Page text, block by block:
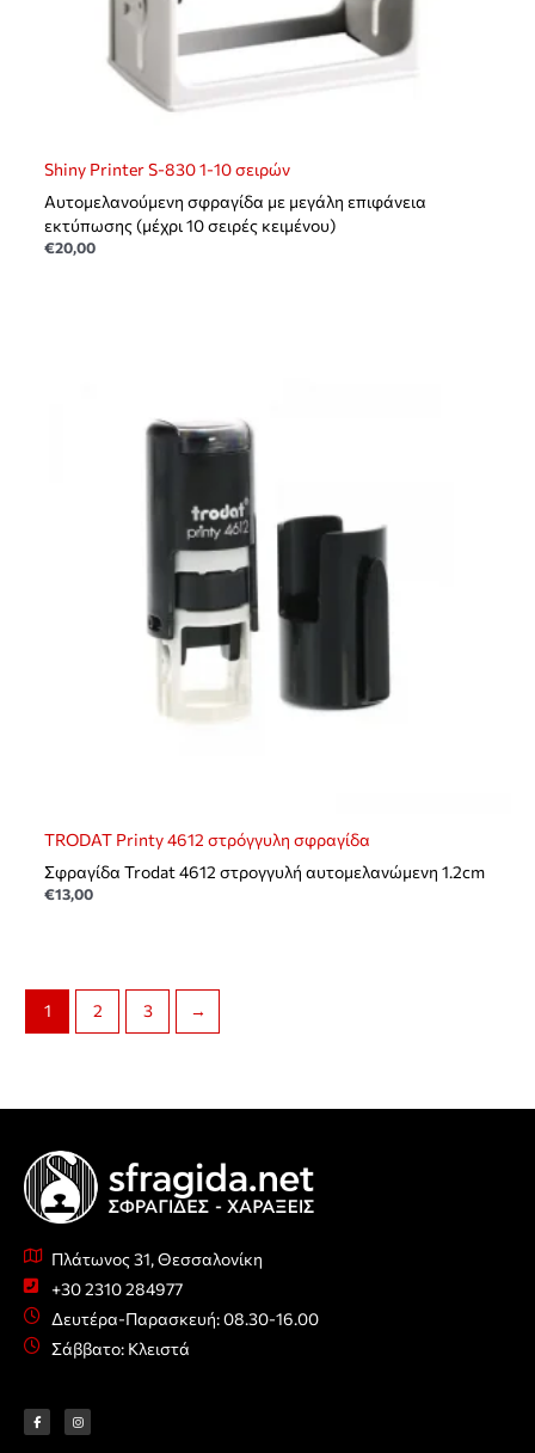
Shiny Printer S-830 1-10 σειρών
Αυτομελανούμενη σφραγίδα με μεγάλη επιφάνεια
εκτύπωσης (μέχρι 10 σειρές κειμένου)
€20,00
TRODAT Printy 4612 στρόγγυλη σφραγίδα
Σφραγίδα Trodat 4612 στρογγυλή αυτομελανώμενη 1.2cm
€13,00
1 2 3 →
Πλάτωνος 31, Θεσσαλονίκη
+30 2310 284977
Δευτέρα-Παρασκευή: 08.30-16.00
Σάββατο: Κλειστά
c
e
b
s
t
a